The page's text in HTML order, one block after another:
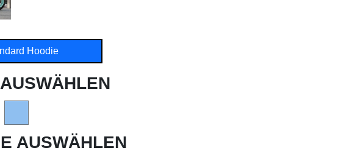
Hoodie
AUSWÄHLEN